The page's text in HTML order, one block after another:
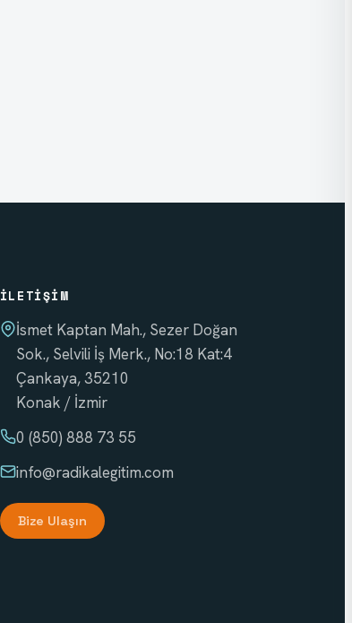
İLETIŞIM
İsmet Kaptan Mah., Sezer Doğan
Sok., Selvili İş Merk., No:18 Kat:4
Çankaya, 35210
Konak / İzmir
0 (850) 888 73 55
info@radikalegitim.com
Bize Ulaşın